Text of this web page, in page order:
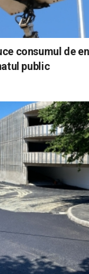
consumul de
public